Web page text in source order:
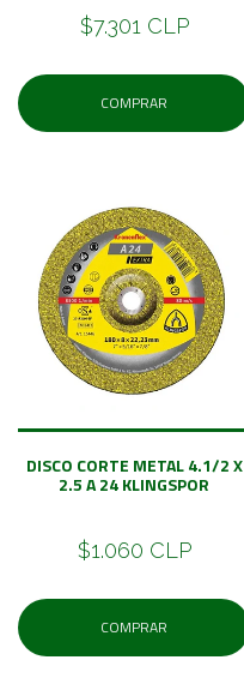
$7.301 CLP
COMPRAR
DISCO CORTE METAL 4.1/2 X
2.5 A 24 KLINGSPOR
$1.060 CLP
COMPRAR